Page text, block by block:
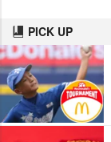
PICK UP